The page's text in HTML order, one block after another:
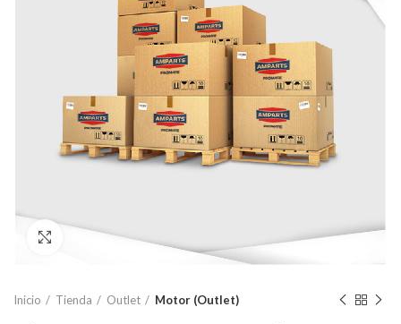
Click to enlarge
Inicio Tienda Outlet Motor (Outlet)